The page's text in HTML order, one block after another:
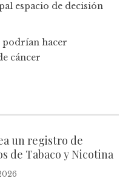
espacio de decisión
podrían hacer
cáncer
un registro de
de Tabaco y Nicotina